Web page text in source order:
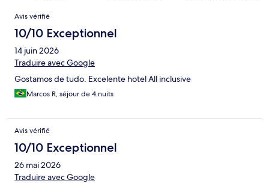
Avis
Avis vérifié
10/10 Exceptionnel
14 juin 2026
Traduire avec Google
Gostamos de tudo. Excelente hotel All inclusive
Marcos R, séjour de 4 nuits
Avis vérifié
10/10 Exceptionnel
26 mai 2026
Traduire avec Google